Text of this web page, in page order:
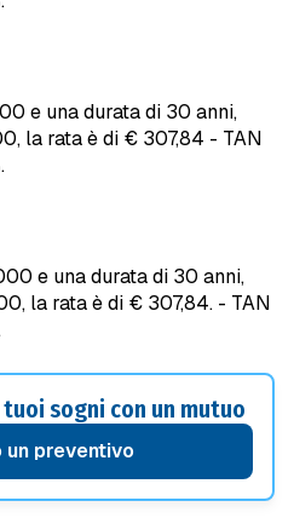
e una durata di 30 anni,
la rata è di € 307,84 - TAN
.
e una durata di 30 anni,
la rata è di € 307,84. - TAN
sogni con un mutuo
un preventivo